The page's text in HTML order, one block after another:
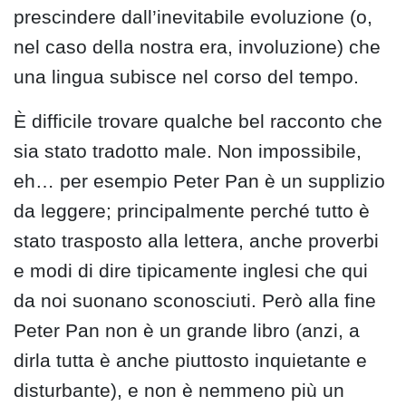
prescindere dall’inevitabile evoluzione (o,
nel caso della nostra era, involuzione) che
una lingua subisce nel corso del tempo.
È difficile trovare qualche bel racconto che
sia stato tradotto male. Non impossibile,
eh… per esempio Peter Pan è un supplizio
da leggere; principalmente perché tutto è
stato trasposto alla lettera, anche proverbi
e modi di dire tipicamente inglesi che qui
da noi suonano sconosciuti. Però alla fine
Peter Pan non è un grande libro (anzi, a
dirla tutta è anche piuttosto inquietante e
disturbante), e non è nemmeno più un